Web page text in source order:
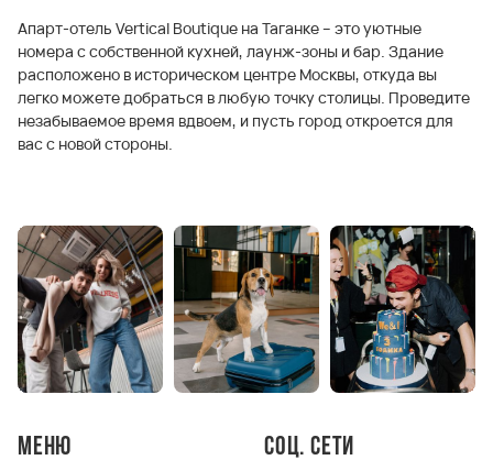
Апарт-отель Vertical Boutique на Таганке – это уютные
номера с собственной кухней, лаунж-зоны и бар. Здание
расположено в историческом центре Москвы, откуда вы
легко можете добраться в любую точку столицы. Проведите
незабываемое время вдвоем, и пусть город откроется для
вас с новой стороны.
Меню Соц. сети